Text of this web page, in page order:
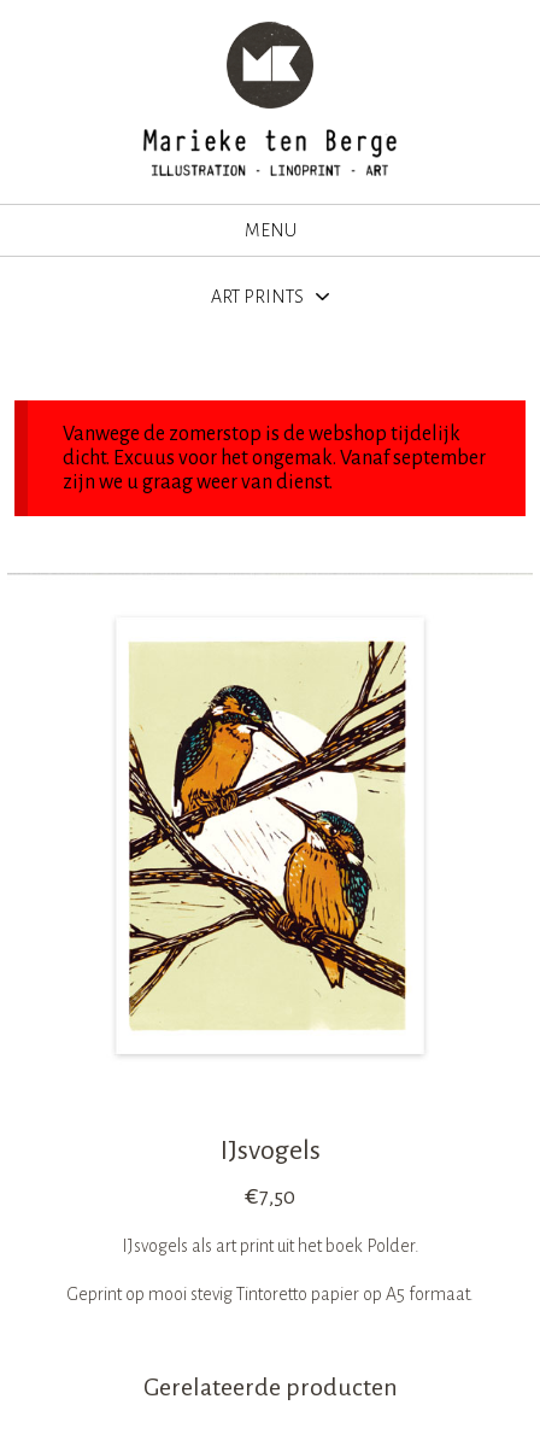
MENU
ART PRINTS
Vanwege de zomerstop is de webshop tijdelijk
dicht. Excuus voor het ongemak. Vanaf september
zijn we u graag weer van dienst.
IJsvogels
€7,50
IJsvogels als art print uit het boek Polder.
Geprint op mooi stevig Tintoretto papier op A5 formaat.
Gerelateerde producten